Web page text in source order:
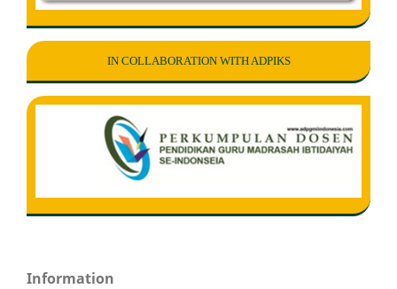
IN COLLABORATION WITH ADPIKS
Information